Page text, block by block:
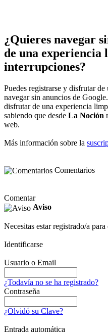
¿Quieres navegar
de una experiencia
interrupciones?
Puedes registrarse y disfrutar de
navegar sin anuncios de
disfrutar de una experiencia
sabiendo que desde La Noción
web.
Más información sobre la
Comentarios
Comentar
Aviso
Necesitas estar registrado/a
Identificarse
Usuario o Email
¿Todavía no se ha registrado?
Contraseña
¿Olvidó su Clave?
Entrada automática